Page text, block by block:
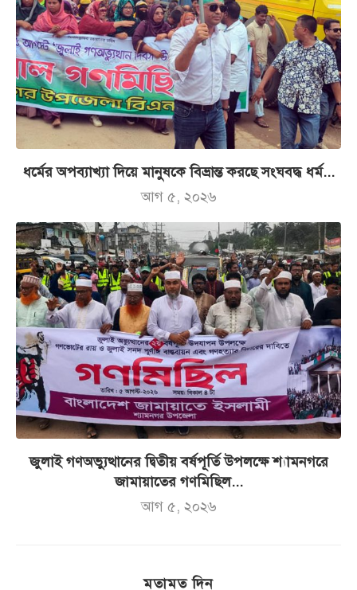
ধর্মের অপব্যাখ্যা দিয়ে মানুষকে বিভ্রান্ত করছে সংঘবদ্ধ ধর্ম...
আগ ৫, ২০২৬
জুলাই গণঅভ্যুত্থানের দ্বিতীয় বর্ষপূর্তি উপলক্ষে শ্যামনগরে
জামায়াতের গণমিছিল...
আগ ৫, ২০২৬
মতামত দিন